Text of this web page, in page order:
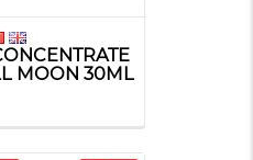
MOON 30ML